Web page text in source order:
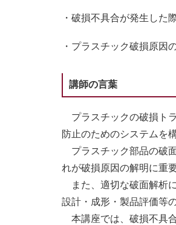
・破損不具合が発生した
・プラスチック破損原
講師の言葉
プラスチックの破損ト
防止のためのシステムを
プラスチック部品の破
れが破損原因の解明に重
また、適切な破面解析
設計・成形・製品評価等
本講座では、破損不具